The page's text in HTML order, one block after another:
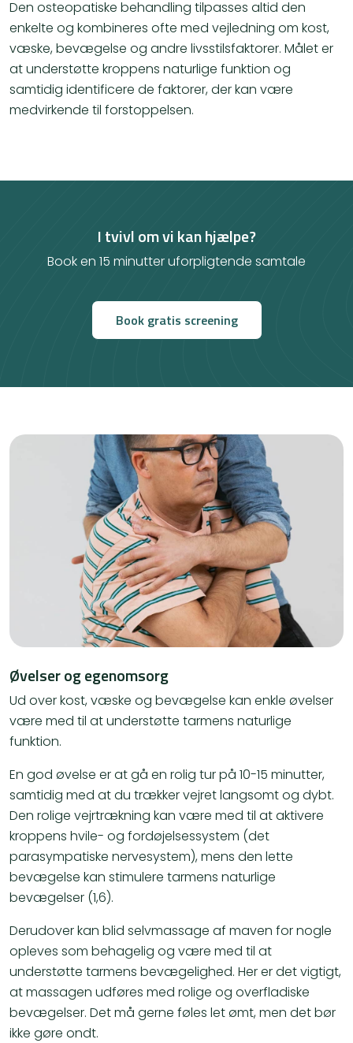
Den osteopatiske behandling tilpasses altid den
enkelte og kombineres ofte med vejledning om kost,
væske, bevægelse og andre livsstilsfaktorer. Målet er
at understøtte kroppens naturlige funktion og
samtidig identificere de faktorer, der kan være
medvirkende til forstoppelsen.
I tvivl om vi kan hjælpe?
Book en 15 minutter uforpligtende samtale
Book gratis screening
Øvelser og egenomsorg
Ud over kost, væske og bevægelse kan enkle øvelser
være med til at understøtte tarmens naturlige
funktion.
En god øvelse er at gå en rolig tur på 10-15 minutter,
samtidig med at du trækker vejret langsomt og dybt.
Den rolige vejrtrækning kan være med til at aktivere
kroppens hvile- og fordøjelsessystem (det
parasympatiske nervesystem), mens den lette
bevægelse kan stimulere tarmens naturlige
bevægelser (1,6).
Derudover kan blid selvmassage af maven for nogle
opleves som behagelig og være med til at
understøtte tarmens bevægelighed. Her er det vigtigt,
at massagen udføres med rolige og overfladiske
bevægelser. Det må gerne føles let ømt, men det bør
ikke gøre ondt.